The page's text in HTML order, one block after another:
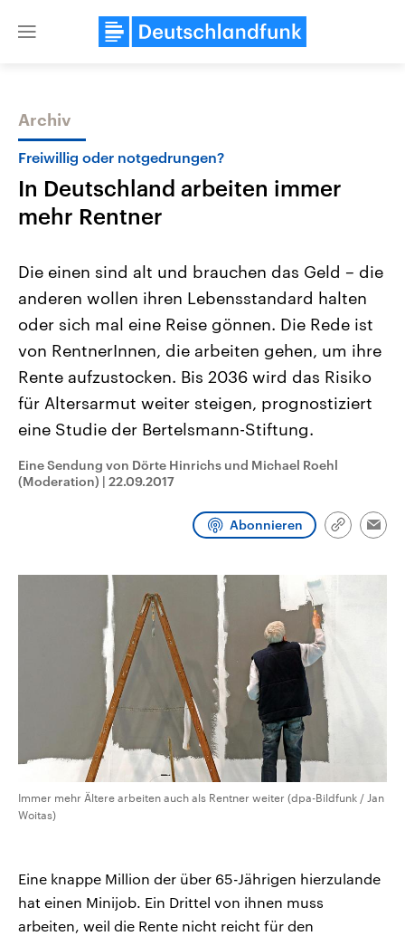
Close
Themen
Landtagswahl Sachsen-Anhalt
2026
Alle Informationen
Sachsen-Anhalt wählt am 6.
September 2026 einen neuen
Landtag. Seit 2021 wird das
Bundesland von einer Koalition aus
Umfragen, Prognosen,
und Hintergründe zu den Parteien
und Kandidaten der anstehenden
Wahl.
Aktuelle Beiträge,
Hintergründe
Wirtschaftlich und
gehören die Vereinigten
den mächtigsten Ländern
mit großem Einfluss auf
aktuelle Weltgeschehen.
Sendungen Programm Podcasts
Archiv
Freiwillig oder notgedrungen?
In Deutschland arbeiten immer
mehr Rentner
Die einen sind alt und brauchen das Geld – die
anderen wollen ihren Lebensstandard halten
oder sich mal eine Reise gönnen. Die Rede ist
von RentnerInnen, die arbeiten gehen, um ihre
Rente aufzustocken. Bis 2036 wird das Risiko
für Altersarmut weiter steigen, prognostiziert
eine Studie der Bertelsmann-Stiftung.
Eine Sendung von Dörte Hinrichs und Michael Roehl
(Moderation) | 22.09.2017
Abonnieren
Link
Immer mehr Ältere arbeiten auch als Rentner weiter (dpa-Bildfunk / Jan
Woitas)
Eine knappe Million der über 65-Jährigen hierzulande
hat einen Minijob. Ein Drittel von ihnen muss
arbeiten, weil die Rente nicht reicht für den